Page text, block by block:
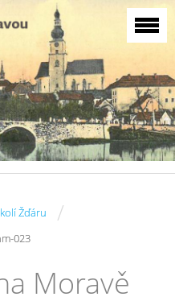
Žďáru /
023
Moravě